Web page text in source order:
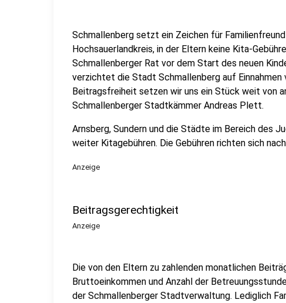
Schmallenberg setzt ein Zeichen für
Hochsauerlandkreis, in der Eltern keine Kita-
Schmallenberger Rat vor dem Start des neuen
verzichtet die Stadt Schmallenberg auf Einnahmen
Beitragsfreiheit setzen wir uns ein Stück weit von
Schmallenberger Stadtkämmer Andreas Plett.
Arnsberg, Sundern und die Städte im Bereich des
weiter Kitagebühren. Die Gebühren richten sich
Anzeige
Beitragsgerechtigkeit
Anzeige
Die von den Eltern zu zahlenden monatlichen
Bruttoeinkommen und Anzahl der
der Schmallenberger Stadtverwaltung. Lediglich